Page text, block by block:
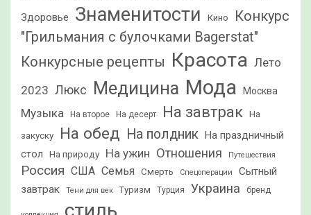
Здоровье Знаменитости Кино
Конкурс
"Грильмания с булочками Bagerstat"
Конкурсные рецепты Красота Лето
2023 Люкс Медицина Мода Москва
Музыка На второе На десерт На завтрак На
закуску На обед На полдник На праздничный
стол
На природу На ужин Отношения Путешествия
Россия США Семья Смерть Спецоперации
Сытный
завтрак
Тени для век Туризм Турция Украина бренд
стиль